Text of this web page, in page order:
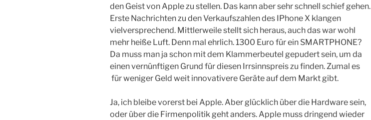
den Geist von Apple zu stellen. Das kann aber sehr schnell schief gehen.
Erste Nachrichten zu den Verkaufszahlen des IPhone X klangen
vielversprechend. Mittlerweile stellt sich heraus, auch das war wohl
mehr heiße Luft. Denn mal ehrlich. 1300 Euro für ein SMARTPHONE?
Da muss man ja schon mit dem Klammerbeutel gepudert sein, um da
einen vernünftigen Grund für diesen Irrsinnspreis zu finden. Zumal es
für weniger Geld weit innovativere Geräte auf dem Markt gibt.
Ja, ich bleibe vorerst bei Apple. Aber glücklich über die Hardware sein,
oder über die Firmenpolitik geht anders. Apple muss dringend wieder